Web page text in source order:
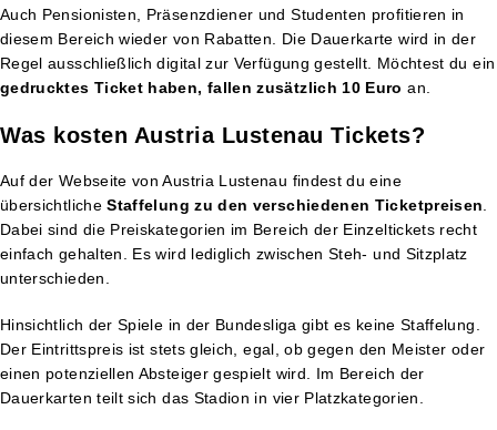
Auch Pensionisten, Präsenzdiener und Studenten profitieren in
diesem Bereich wieder von Rabatten. Die Dauerkarte wird in der
Regel ausschließlich digital zur Verfügung gestellt. Möchtest du ein
gedrucktes Ticket haben, fallen zusätzlich 10 Euro an.
Was kosten Austria Lustenau Tickets?
Auf der Webseite von Austria Lustenau findest du eine
übersichtlicheStaffelung zu den verschiedenen Ticketpreisen
Dabei sind die Preiskategorien im Bereich der Einzeltickets recht
einfach gehalten. Es wird lediglich zwischen Steh- und Sitzplatz
unterschieden.
Hinsichtlich der Spiele in der Bundesliga gibt es keine Staffelung.
Der Eintrittspreis ist stets gleich, egal, ob gegen den Meister oder
einen potenziellen Absteiger gespielt wird. Im Bereich der
Dauerkarten teilt sich das Stadion in vier Platzkategorien.